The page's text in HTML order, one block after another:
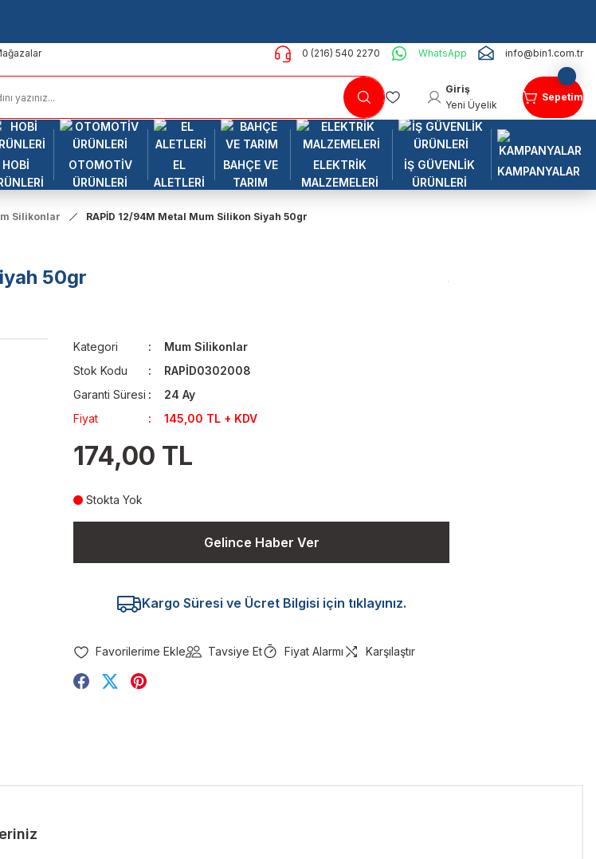
0 (216) 540 2270 WhatsApp info@bin1.com.tr
Giriş
Yeni Üyelik
Sepetim
HOBİ
OTOMOTİV
ÜRÜNLERİ
EL
ALETLERİ
BAHÇE VE
TARIM
ELEKTRİK
MALZEMELERİ
İŞ GÜVENLİK
ÜRÜNLERİ
KAMPANYALAR
Silikonlar RAPİD 12/94M Metal Mum Silikon Siyah 50gr
50gr
Kategori
Mum Silikonlar
Stok Kodu
RAPİD0302008
Garanti Süresi
24 Ay
Fiyat
145,00 TL + KDV
174,00 TL
Stokta Yok
Gelince Haber Ver
Kargo Süresi ve Ücret Bilgisi için tıklayınız.
Tavsiye Et Fiyat Alarmı Karşılaştır